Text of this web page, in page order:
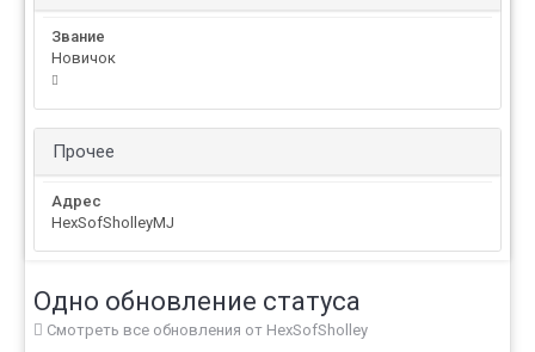
Звание
Новичок
Прочее
Адрес
HexSofSholleyMJ
Одно обновление статуса
Смотреть все обновления от HexSofSholley